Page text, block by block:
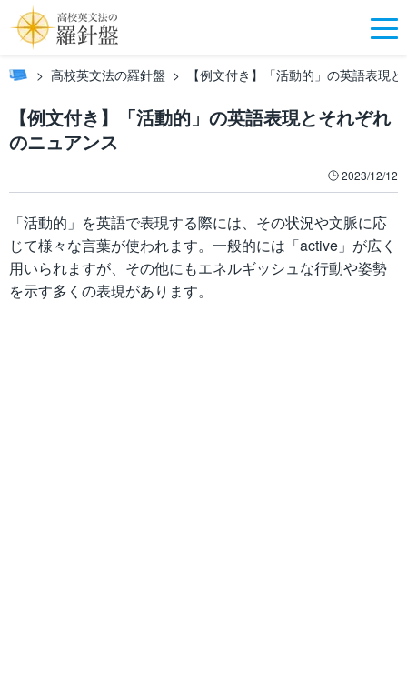
高校英文法の羅針盤 【例文付き】「活動的」の英語表現
【例文付き】「活動的」の英語表現とそれぞれ
のニュアンス
2023/12/12
「活動的」を英語で表現する際には、その状況や文脈に応
じて様々な言葉が使われます。一般的には「active」が広く
用いられますが、その他にもエネルギッシュな行動や姿勢
を示す多くの表現があります。